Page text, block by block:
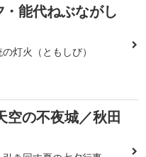
能代ねぶながし
灯火（ともしび）
空の不夜城／秋田